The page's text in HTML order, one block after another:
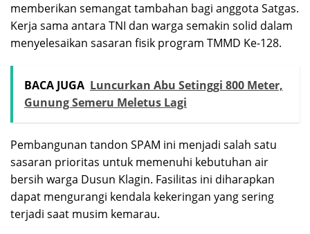
memberikan semangat tambahan bagi anggota Satgas.
Kerja sama antara TNI dan warga semakin solid dalam
menyelesaikan sasaran fisik program TMMD Ke-128.
BACA JUGA Luncurkan Abu Setinggi 800 Meter,
Gunung Semeru Meletus Lagi
Pembangunan tandon SPAM ini menjadi salah satu
sasaran prioritas untuk memenuhi kebutuhan air
bersih warga Dusun Klagin. Fasilitas ini diharapkan
dapat mengurangi kendala kekeringan yang sering
terjadi saat musim kemarau.